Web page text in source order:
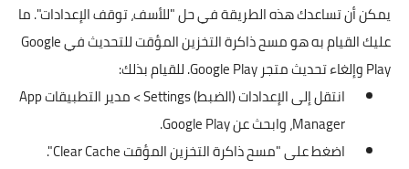
يمكن أن تساعدك هذه الطريقة في حل "للأسف، توقف الإعدادات". ما
عليك القيام به هو مسح ذاكرة التخزين المؤقت للتحديث في Google
Play وإلغاء تحديث متجر Google Play. للقيام بذلك:
انتقل إلى الإعدادات (الضبط) Settings > مدير التطبيقات App
Manager، وابحث عن Google Play.
اضغط على "مسح ذاكرة التخزين المؤقت Clear Cache".